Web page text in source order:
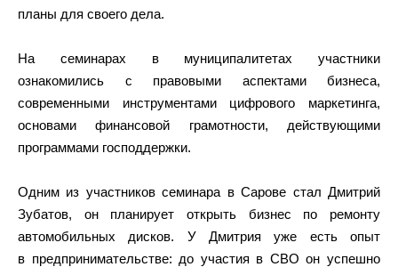
планы для своего дела.
На семинарах в муниципалитетах участники
ознакомились с правовыми аспектами бизнеса,
современными инструментами цифрового маркетинга,
основами финансовой грамотности, действующими
программами господдержки.
Одним из участников семинара в Сарове стал Дмитрий
Зубатов, он планирует открыть бизнес по ремонту
автомобильных дисков. У Дмитрия уже есть опыт
в предпринимательстве: до участия в СВО он успешно